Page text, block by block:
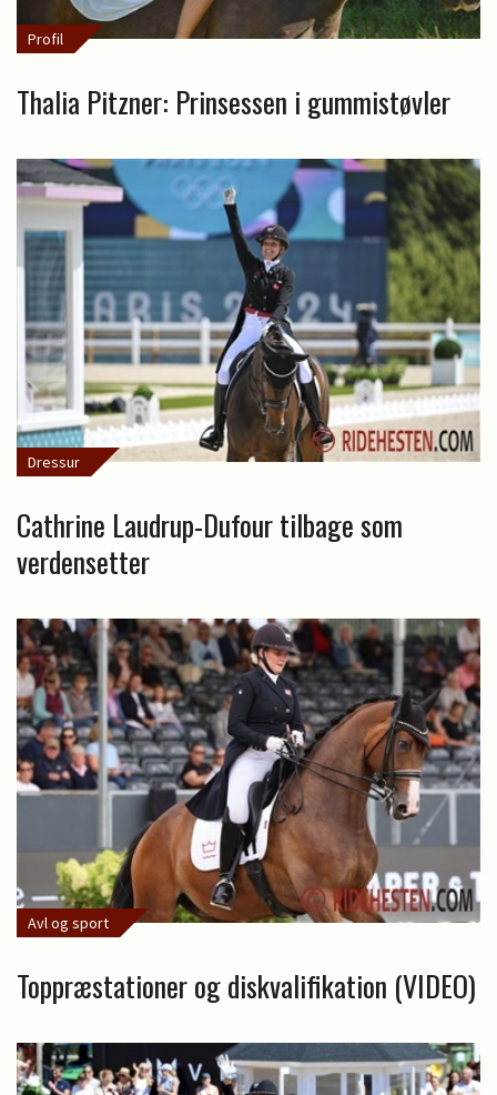
Profil
Thalia Pitzner: Prinsessen i gummistøvler
Dressur
Cathrine Laudrup-Dufour tilbage som
verdensetter
Avl og sport
Toppræstationer og diskvalifikation (VIDEO)